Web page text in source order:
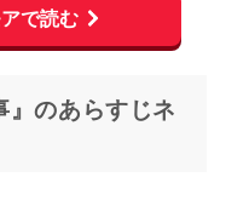
で読む
のあらすじネ